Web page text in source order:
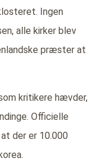
Ingen
alle kirker blev
præster at
kritikere hævder,
Officielle
der er 10.000